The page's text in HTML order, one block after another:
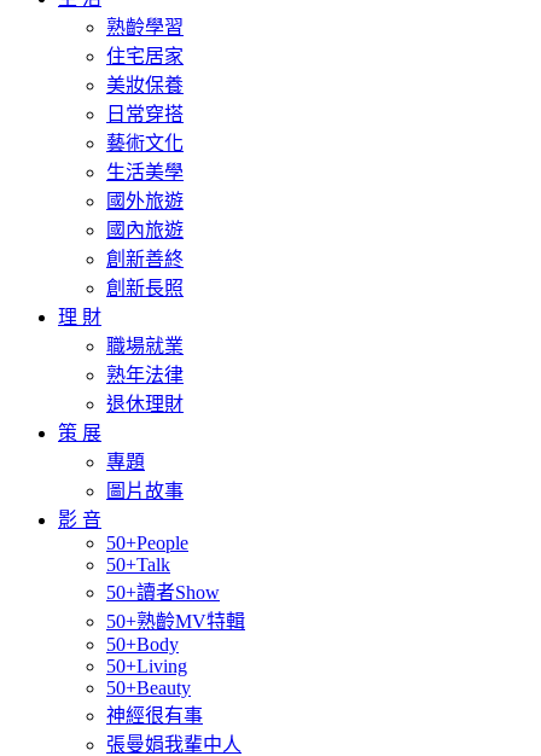
熟齡學習
住宅居家
美妝保養
日常穿搭
藝術文化
生活美學
國外旅遊
國內旅遊
創新善終
創新長照
理 財
職場就業
熟年法律
退休理財
策 展
專題
圖片故事
影 音
50+People
50+Talk
50+讀者Show
50+熟齡MV特輯
50+Body
50+Living
50+Beauty
神經很有事
張曼娟我輩中人